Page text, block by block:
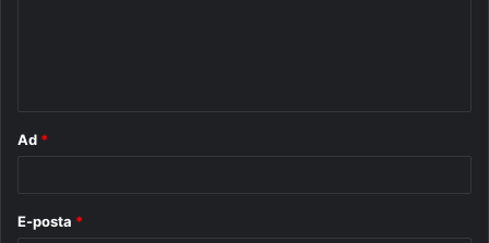
Ad *
E-posta *